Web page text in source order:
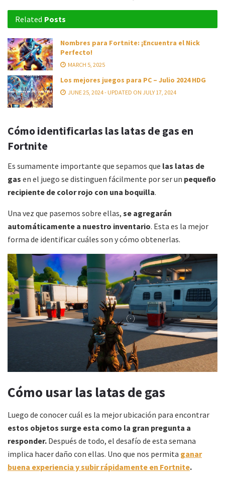
Related Posts
Nombres para Fortnite: ¡Encuentra el Nick
Perfecto!
MARCH 5, 2025
Los mejores juegos para PC – Julio 2024 HDG
JUNE 25, 2024 - UPDATED ON JULY 17, 2024
Cómo identificarlas las latas de gas en
Fortnite
Es sumamente importante que sepamos que las latas de
gas en el juego se distinguen fácilmente por ser un pequeño
recipiente de color rojo con una boquilla.
Una vez que pasemos sobre ellas, se agregarán
automáticamente a nuestro inventario. Esta es la mejor
forma de identificar cuáles son y cómo obtenerlas.
Cómo usar las latas de gas
Luego de conocer cuál es la mejor ubicación para encontrar
estos objetos surge esta como la gran pregunta a
responder. Después de todo, el desafío de esta semana
implica hacer daño con ellas. Uno que nos permita ganar
buena experiencia y subir rápidamente en Fortnite.